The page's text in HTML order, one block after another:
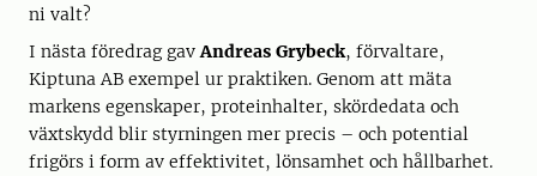
ni valt?
I nästa föredrag gavAndreas Grybeck, förvaltare,
Kiptuna AB exempel ur praktiken. Genom att mäta
markens egenskaper, proteinhalter, skördedata och
växtskydd blir styrningen mer precis – och potential
frigörs i form av effektivitet, lönsamhet och hållbarhet.